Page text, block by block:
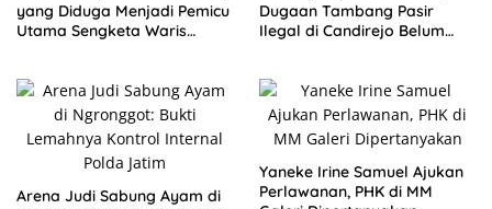
yang Diduga Menjadi Pemicu
Utama Sengketa Waris
Dugaan Tambang Pasir
Ilegal di Candirejo Belum
Arena Judi Sabung Ayam di
Yaneke Irine Samuel Ajukan
Perlawanan, PHK di MM